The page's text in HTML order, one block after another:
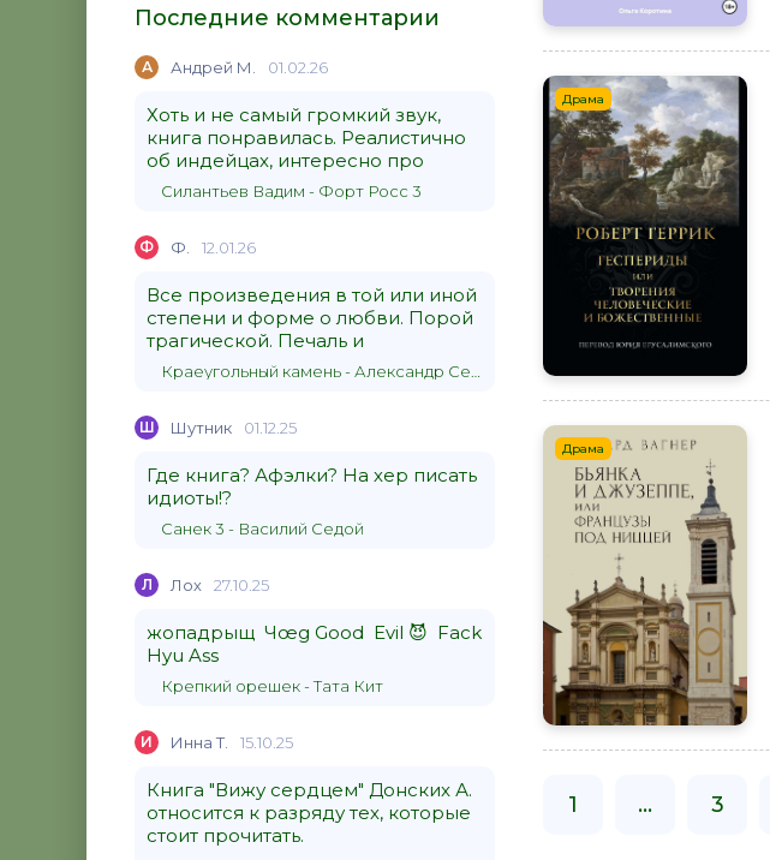
Последние комментарии
А Андрей М. 01.02.26
Хоть и не самый громкий звук,
книга понравилась. Реалистично
об индейцах, интересно про
Силантьев Вадим - Форт Росс 3
Ф Ф. 12.01.26
Все произведения в той или иной
степени и форме о любви. Порой
трагической. Печаль и
Ш Шутник 01.12.25
Где книга? Афэлки? На хер писать
идиоты!?
Санек 3 - Василий Седой
Л Лох 27.10.25
жопадрыщ Чœg Good Evil 😈 Fack
Hyu Ass
Крепкий орешек - Тата Кит
И Инна Т. 15.10.25
Книга "Вижу сердцем" Донских А.
относится к разряду тех, которые
стоит прочитать.
Драма
Драма
1 ... 3